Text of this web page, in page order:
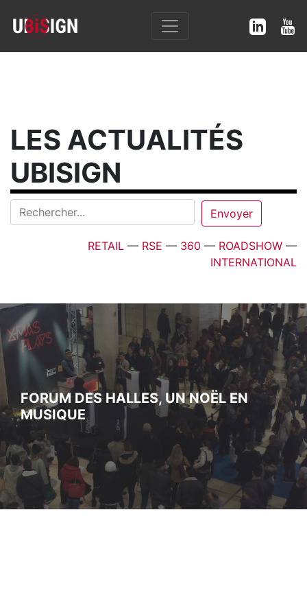
LES ACTUALITÉS
UBISIGN
RETAIL — RSE — 360 — ROADSHOW —
INTERNATIONAL
FORUM DES HALLES, UN NOËL EN
MUSIQUE